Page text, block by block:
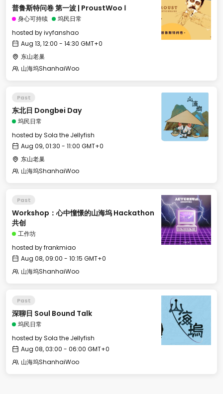
普鲁斯特问卷 第一波 | ProustWoo Ⅰ
身心可持续
坞民日常
hosted byivyfanshao
Aug 13, 12:00 - 14:30 GMT+0
东山老巢
山海坞ShanhaiWoo
Past
东北日 Dongbei Day
坞民日常
hosted bySola the Jellyfish
Aug 09, 01:30 - 11:00 GMT+0
东山老巢
山海坞ShanhaiWoo
Past
Workshop：心中憧憬的山海坞 Hackathon
共创
工作坊
hosted byfrankmiao
Aug 08, 09:00 - 10:15 GMT+0
山海坞ShanhaiWoo
Past
深聊日 Soul Bound Talk
坞民日常
hosted bySola the Jellyfish
Aug 08, 03:00 - 06:00 GMT+0
山海坞ShanhaiWoo